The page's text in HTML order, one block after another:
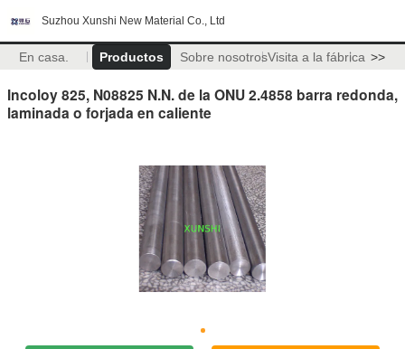
Suzhou Xunshi New Material Co., Ltd
En casa. Productos Sobre nosotrosVisita a la fábrica >>
Incoloy 825, N08825 N.N. de la ONU 2.4858 barra redonda,
laminada o forjada en caliente